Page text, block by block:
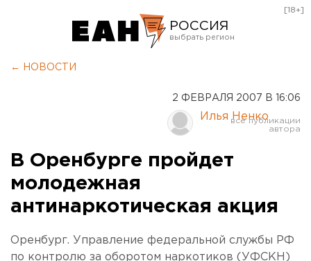
РОССИЯ
Курган
Оренбург
[18+]
← НОВОСТИ
2 ФЕВРАЛЯ 2007 В 16:06
Илья Ненко
В Оренбурге пройдет
молодежная
антинаркотическая акция
Оренбург. Управление федеральной службы РФ
по контролю за оборотом наркотиков (УФСКН)